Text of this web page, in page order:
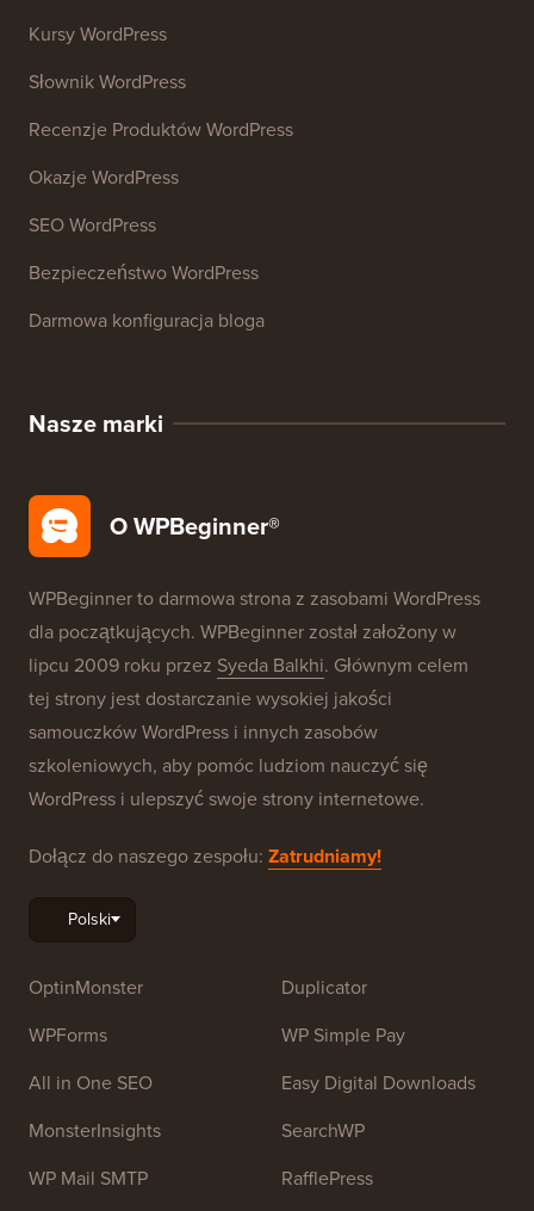
Kursy WordPress
Słownik WordPress
Recenzje Produktów WordPress
Okazje WordPress
SEO WordPress
Bezpieczeństwo WordPress
Darmowa konfiguracja bloga
Nasze marki
O WPBeginner®
WPBeginner to darmowa strona z zasobami WordPress
dla początkujących. WPBeginner został założony w
lipcu 2009 roku przez Syeda Balkhi. Głównym celem
tej strony jest dostarczanie wysokiej jakości
samouczków WordPress i innych zasobów
szkoleniowych, aby pomóc ludziom nauczyć się
WordPress i ulepszyć swoje strony internetowe.
Dołącz do naszego zespołu: Zatrudniamy!
OptinMonster
WPForms
All in One SEO
MonsterInsights
WP Mail SMTP
Duplicator
WP Simple Pay
Easy Digital Downloads
SearchWP
RafflePress